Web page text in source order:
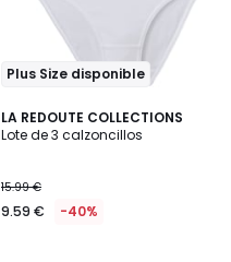
Plus Size disponible
LA REDOUTE COLLECTIONS
Lote de 3 calzoncillos
15.99 €
9.59 € -40%
4,7
/ 5
2
Colores